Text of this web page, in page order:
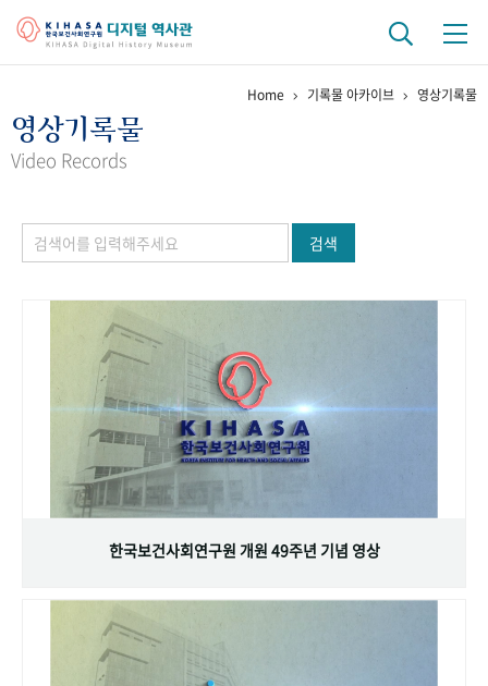
걸어온 길 기관 변천사
정책과 연구 키워드로 보는 연구 역사
연구자들
기록물 아카이브
사진 아카이브 문서 기록물 행정박물 영상 기록물
주년 기념
성과 50선 숫자로 보는 50년
VR 역사관
Home 기록물 아카이브 영상기록물
영상기록물
Video Records
검색
한국보건사회연구원 개원 49주년 기념 영상